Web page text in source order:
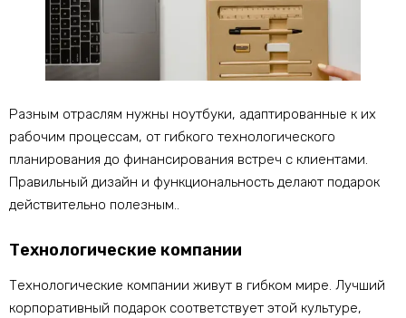
Разным отраслям нужны ноутбуки, адаптированные к их
рабочим процессам, от гибкого технологического
планирования до финансирования встреч с клиентами.
Правильный дизайн и функциональность делают подарок
действительно полезным..
Технологические компании
Технологические компании живут в гибком мире. Лучший
корпоративный подарок соответствует этой культуре,